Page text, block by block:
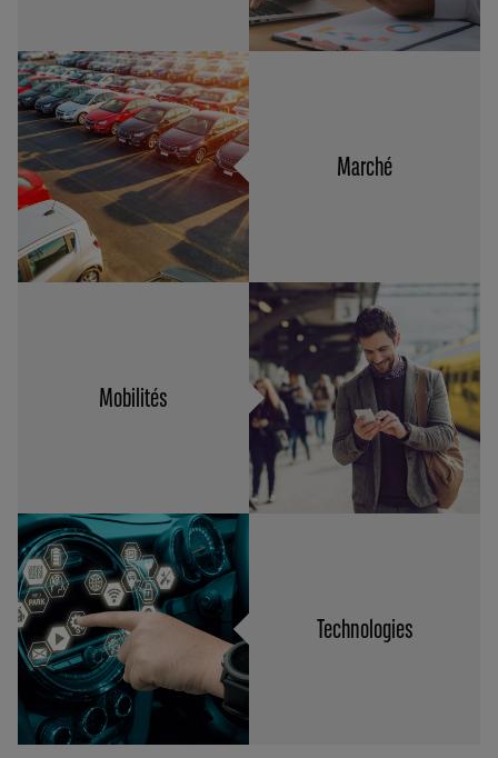
Marché
Mobilités
Technologies